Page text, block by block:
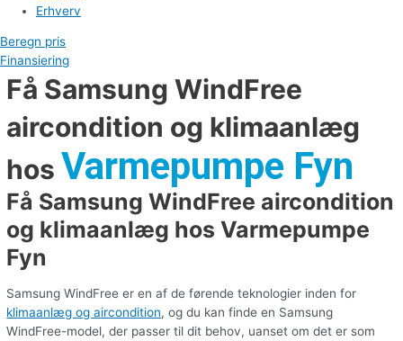
Erhverv
Beregn pris
Finansiering
Få Samsung WindFree
aircondition og klimaanlæg
hos Varmepumpe Fyn
Få Samsung WindFree aircondition
og klimaanlæg hos Varmepumpe
Fyn
Samsung WindFree er en af de førende teknologier inden for
klimaanlæg og aircondition, og du kan finde en Samsung
WindFree-model, der passer til dit behov, uanset om det er som